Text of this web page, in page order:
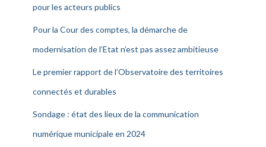
pour les acteurs publics
Pour la Cour des comptes, la démarche de
modernisation de l’Etat n’est pas assez ambitieuse
Le premier rapport de l’Observatoire des territoires
connectés et durables
Sondage : état des lieux de la communication
numérique municipale en 2024